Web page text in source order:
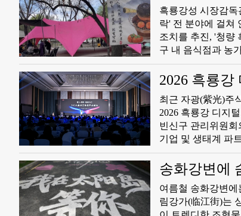
흑룡강성 시장감독
락' 전 분야에 걸쳐
조치를 추진, '청량 흑룡강' 관광 브
구 내 음식점과 농
사하며 불량식품·
안전을 전면 점검
등 소비재에 대한
2026 흑룡강
최근 자광(紫光)주
2026 흑룡강 디지
빈신구 관리위원
기업 및 생태계 파
흑룡강의 북방 개
송화강변에
여름철 송화강변
림강가(临江街)는